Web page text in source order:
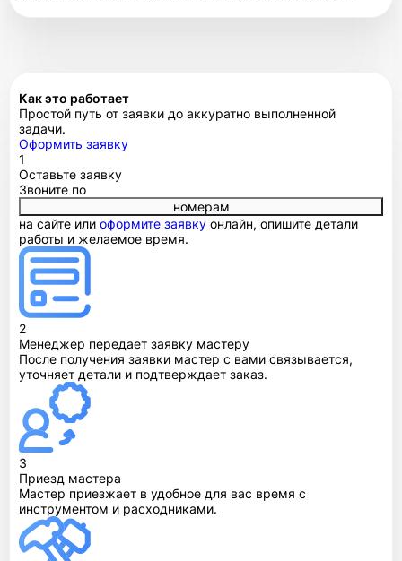
Как это работает
Простой путь от заявки до аккуратно выполненной
задачи.
Оформить заявку
1
Оставьте заявку
Звоните по
номерам
на сайте или оформите заявку онлайн, опишите детали
работы и желаемое время.
2
Менеджер передает заявку мастеру
После получения заявки мастер с вами связывается,
уточняет детали и подтверждает заказ.
3
Приезд мастера
Мастер приезжает в удобное для вас время с
инструментом и расходниками.